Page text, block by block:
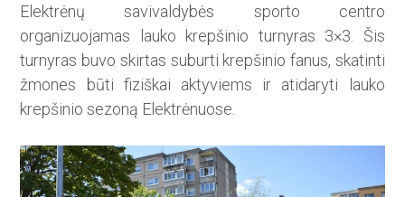
Elektrėnų savivaldybės sporto centro
organizuojamas lauko krepšinio turnyras 3×3. Šis
turnyras buvo skirtas suburti krepšinio fanus, skatinti
žmones būti fiziškai aktyviems ir atidaryti lauko
krepšinio sezoną Elektrėnuose.